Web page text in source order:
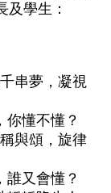
學生：
串夢，凝視
你懂不懂？
與頌，旋律
誰又會懂？